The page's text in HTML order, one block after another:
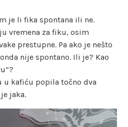
je li fika spontana ili ne.
vremena za fiku, osim
prestupne. Pa ako je nešto
nije spontano. Ili je? Kao
u kafiću popila točno dva
jaka.